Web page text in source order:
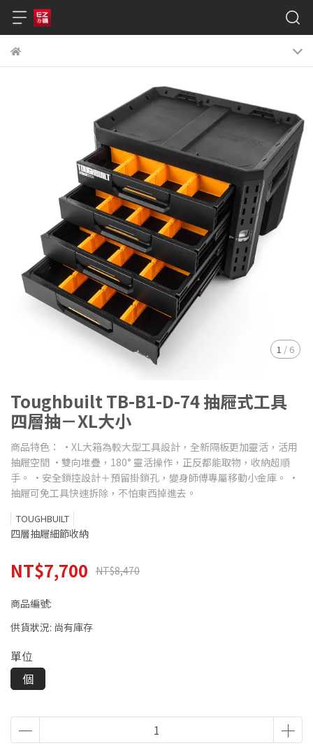
1 / 6
Toughbuilt TB-B1-D-74 抽屜式工具
四層抽－XL大小
商品特色： ·XL大箱為較大型工具設計，全新隔板更加靈活，活用
抽屜空間 ·雙向堆疊，180° 靈活操作，正反都能取物，收納超順
手。 ·安全鎖控設計＋預留掛鎖孔，變身師傅專屬移動小金庫。 ·
抽屜可免工具快速拆除，不怕東西掉進去。
TOUGHBUILT
四層抽屜細節收納
NT$7,700 NT$8,470
商品編號:
供貨狀況: 尚有庫存
單位
個